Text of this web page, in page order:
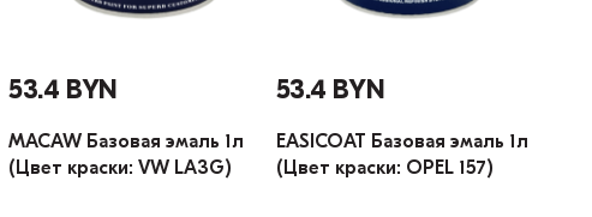
53.4 BYN
MACAW Базовая эмаль 1л
(Цвет краски: VW LA3G)
53.4 BYN
EASICOAT Базовая эмаль 1л
(Цвет краски: OPEL 157)